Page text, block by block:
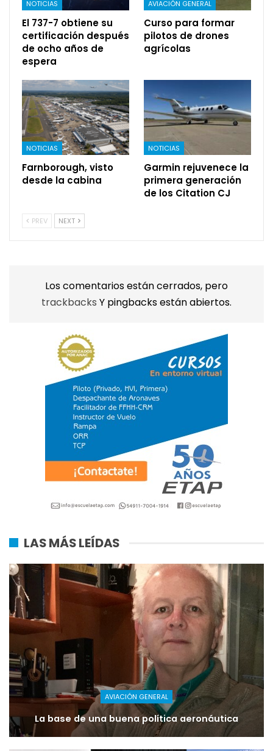
NOTICIAS
El 737-7 obtiene su
certificación después
de ocho años de
espera
AVIACIÓN GENERAL
Curso para formar
pilotos de drones
agrícolas
NOTICIAS
Farnborough, visto
desde la cabina
NOTICIAS
Garmin rejuvenece la
primera generación
de los Citation CJ
PREV NEXT
Los comentarios están cerrados, pero
trackbacks Y pingbacks están abiertos.
LAS MÁS LEÍDAS
AVIACIÓN GENERAL
La base de una buena política aeronáutica